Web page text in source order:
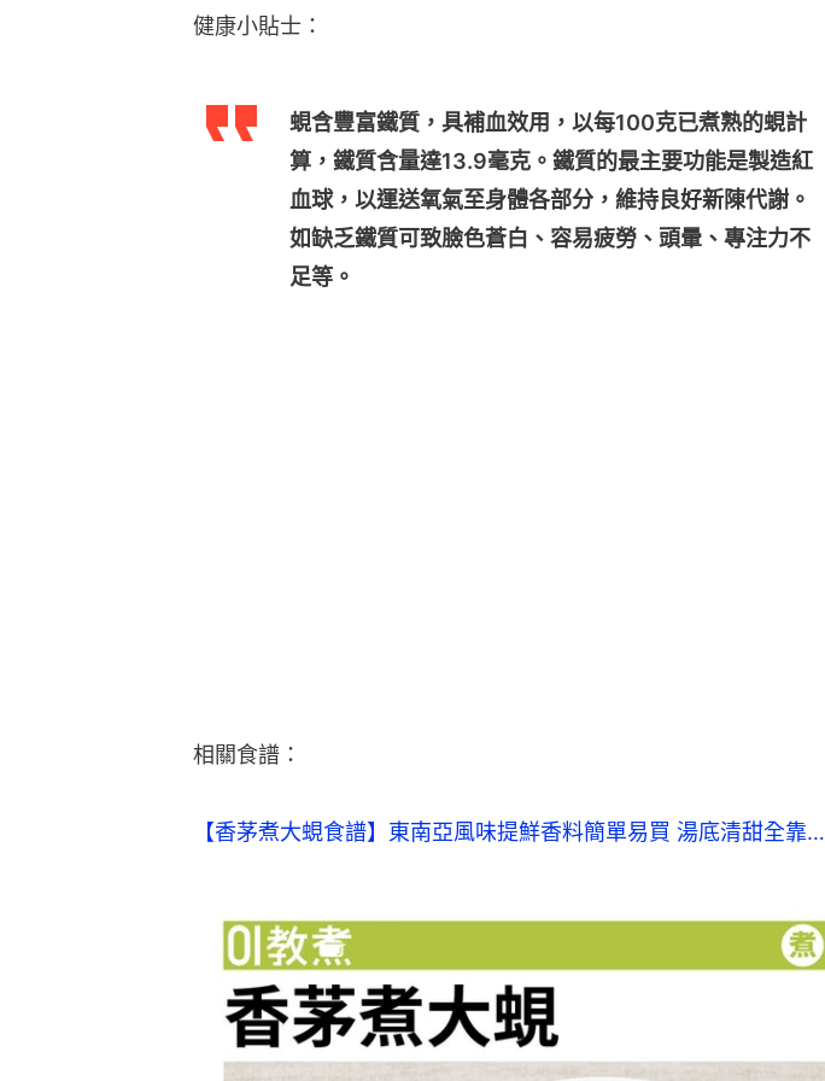
健康小貼士：
蜆含豐富鐵質，具補血效用，以每100克已煮熟的蜆計
算，鐵質含量達13.9毫克。鐵質的最主要功能是製造紅
血球，以運送氧氣至身體各部分，維持良好新陳代謝。
如缺乏鐵質可致臉色蒼白、容易疲勞、頭暈、專注力不
足等。
相關食譜：
【香茅煮大蜆食譜】東南亞風味提鮮香料簡單易買 湯底清甜全靠…